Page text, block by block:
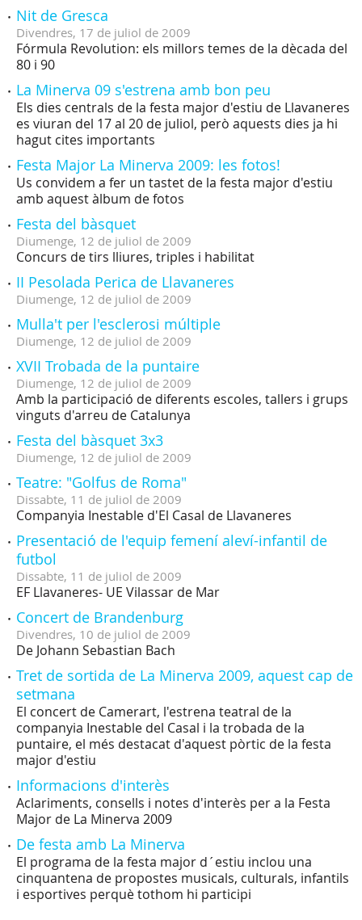
Nit de Gresca
Divendres, 17 de juliol de 2009
Fórmula Revolution: els millors temes de la dècada del
80 i 90
La Minerva 09 s'estrena amb bon peu
Els dies centrals de la festa major d'estiu de Llavaneres
es viuran del 17 al 20 de juliol, però aquests dies ja hi
hagut cites importants
Festa Major La Minerva 2009: les fotos!
Us convidem a fer un tastet de la festa major d'estiu
amb aquest àlbum de fotos
Festa del bàsquet
Diumenge, 12 de juliol de 2009
Concurs de tirs lliures, triples i habilitat
II Pesolada Perica de Llavaneres
Diumenge, 12 de juliol de 2009
Mulla't per l'esclerosi múltiple
Diumenge, 12 de juliol de 2009
XVII Trobada de la puntaire
Diumenge, 12 de juliol de 2009
Amb la participació de diferents escoles, tallers i grups
vinguts d'arreu de Catalunya
Festa del bàsquet 3x3
Diumenge, 12 de juliol de 2009
Teatre: "Golfus de Roma"
Dissabte, 11 de juliol de 2009
Companyia Inestable d'El Casal de Llavaneres
Presentació de l'equip femení aleví-infantil de
futbol
Dissabte, 11 de juliol de 2009
EF Llavaneres- UE Vilassar de Mar
Concert de Brandenburg
Divendres, 10 de juliol de 2009
De Johann Sebastian Bach
Tret de sortida de La Minerva 2009, aquest cap de
setmana
El concert de Camerart, l'estrena teatral de la
companyia Inestable del Casal i la trobada de la
puntaire, el més destacat d'aquest pòrtic de la festa
major d'estiu
Informacions d'interès
Aclariments, consells i notes d'interès per a la Festa
Major de La Minerva 2009
De festa amb La Minerva
El programa de la festa major d´estiu inclou una
cinquantena de propostes musicals, culturals, infantils
i esportives perquè tothom hi participi